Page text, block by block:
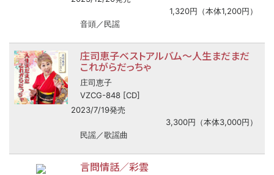
1,320円（本体1,200円）
音頭／民謡
庄司恵子ベストアルバム～人生まだまだ
これがらだっちゃ
庄司恵子
VZCG-848 [CD]
2023/7/19発売
3,300円（本体3,000円）
民謡／歌謡曲
言問情話／彩雲